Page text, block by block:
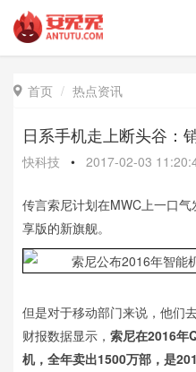
 首页 热点资讯
日系手机走上断头谷：
快科技 • 2017-02-03
传言索尼计划在MWC上一口
享版的新旗舰。
但是对于移动部门来说，他们
财报数据显示， 索尼在2016年
机，全年卖出1500万部，是